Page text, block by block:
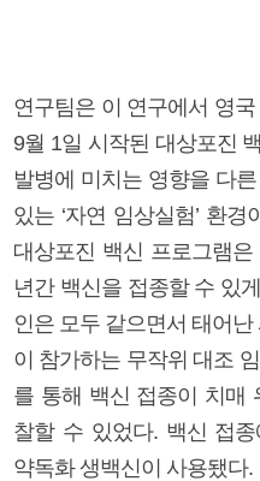
연구팀은 이 연구에서 영
9월 1일 시작된 대상포진
발병에 미치는 영향을 다
있는 ‘자연 임상실험’ 환
대상포진 백신 프로그램
년간 백신을 접종할 수 있
인은 모두 같으면서 태어
이 참가하는 무작위 대조
를 통해 백신 접종이 치매
찰할 수 있었다. 백신 접
약독화 생백신이 사용됐다.